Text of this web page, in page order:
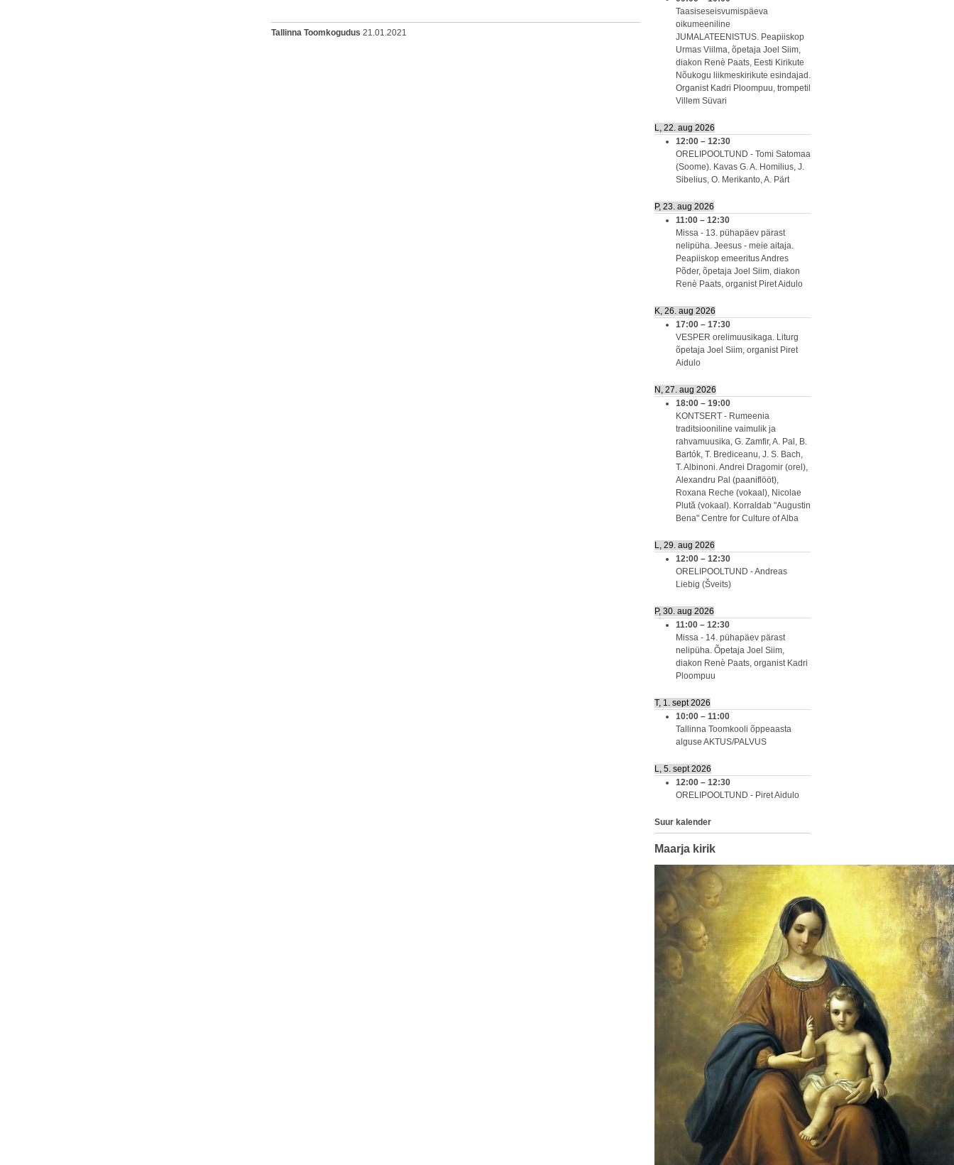
Tallinna Toomkogudus 21.01.2021
Taasiseseisvumispäeva
oikumeeniline
JUMALATEENISTUS. Peapiiskop
Urmas Viilma, õpetaja Joel Siim,
diakon Renè Paats, Eesti Kirikute
Nõukogu liikmeskirikute esindajad.
Organist Kadri Ploompuu, trompetil
Villem Süvari
L, 22. aug 2026
12:00 – 12:30
ORELIPOOLTUND - Tomi Satomaa
(Soome). Kavas G. A. Homilius, J.
Sibelius, O. Merikanto, A. Pärt
P, 23. aug 2026
11:00 – 12:30
Missa - 13. pühapäev pärast
nelipüha. Jeesus - meie aitaja.
Peapiiskop emeeritus Andres
Põder, õpetaja Joel Siim, diakon
Renè Paats, organist Piret Aidulo
K, 26. aug 2026
17:00 – 17:30
VESPER orelimuusikaga. Liturg
õpetaja Joel Siim, organist Piret
Aidulo
N, 27. aug 2026
18:00 – 19:00
KONTSERT - Rumeenia
traditsiooniline vaimulik ja
rahvamuusika, G. Zamfir, A. Pal, B.
Bartók, T. Brediceanu, J. S. Bach,
T. Albinoni. Andrei Dragomir (orel),
Alexandru Pal (paaniflööt),
Roxana Reche (vokaal), Nicolae
Plută (vokaal). Korraldab "Augustin
Bena" Centre for Culture of Alba
L, 29. aug 2026
12:00 – 12:30
ORELIPOOLTUND - Andreas
Liebig (Šveits)
P, 30. aug 2026
11:00 – 12:30
Missa - 14. pühapäev pärast
nelipüha. Õpetaja Joel Siim,
diakon Renè Paats, organist Kadri
Ploompuu
T, 1. sept 2026
10:00 – 11:00
Tallinna Toomkooli õppeaasta
alguse AKTUS/PALVUS
L, 5. sept 2026
12:00 – 12:30
ORELIPOOLTUND - Piret Aidulo
Suur kalender
Maarja kirik